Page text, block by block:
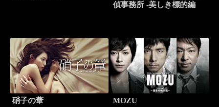
偵事務所 -美しき標的編
硝子の葦 MOZU